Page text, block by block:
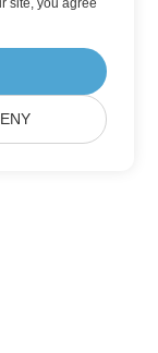
site, you agree